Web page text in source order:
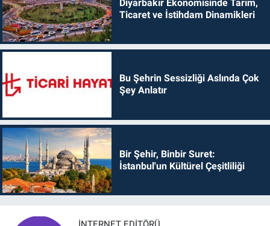
Diyarbakır Ekonomisinde Tarım,
Ticaret ve İstihdam Dinamikleri
Bu Şehrin Sessizliği Aslında Çok
Şey Anlatır
Bir Şehir, Binbir Suret:
İstanbul'un Kültürel Çeşitliliği